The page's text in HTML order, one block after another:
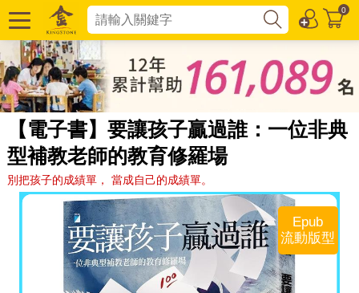
0
【電子書】要讓孩子贏過誰：一位非典
型補教老師的教育修羅場
別把孩子的成績單， 當成自己的成績單。
Epub
流動版型